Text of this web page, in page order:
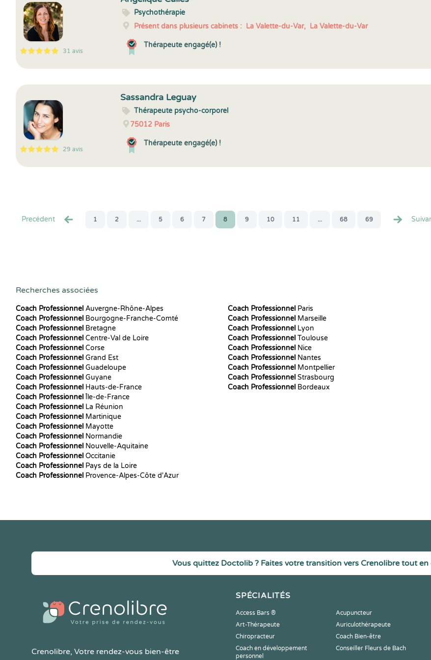
5
1
5
31 31 avis
Psychothérapie
Présent dans plusieurs cabinets : La Valette-du-Var, La Valette-du-Var
Thérapeute engagé(e) !
5
1
5
29 29 avis
Sassandra Leguay
Thérapeute psycho-corporel
75012 Paris
Thérapeute engagé(e) !
Precédent 1 2 ... 5 6 7 8 9 10 11 ... 68 69
Recherches associées
Coach Professionnel Auvergne-Rhône-Alpes
Coach Professionnel Bourgogne-Franche-Comté
Coach Professionnel Bretagne
Coach Professionnel Centre-Val de Loire
Coach Professionnel Corse
Coach Professionnel Grand Est
Coach Professionnel Guadeloupe
Coach Professionnel Guyane
Coach Professionnel Hauts-de-France
Coach Professionnel Île-de-France
Coach Professionnel La Réunion
Coach Professionnel Martinique
Coach Professionnel Mayotte
Coach Professionnel Normandie
Coach Professionnel Nouvelle-Aquitaine
Coach Professionnel Occitanie
Coach Professionnel Pays de la Loire
Coach Professionnel Provence-Alpes-Côte d'Azur
Coach Professionnel Paris
Coach Professionnel Marseille
Coach Professionnel Lyon
Coach Professionnel Toulouse
Coach Professionnel Nice
Coach Professionnel Nantes
Coach Professionnel Montpellier
Coach Professionnel Strasbourg
Coach Professionnel Bordeaux
Vous quittez Doctolib ? Faites votre transition vers Crenolibre tout en
Crenolibre, Votre rendez-vous bien-être
SPÉCIALITÉS
Access Bars ® Acupuncteur
Art-Thérapeute
Auriculothérapeute
Chiropracteur
Coach Bien-être
Coach en développement
personnel
Conseiller Fleurs de Bach